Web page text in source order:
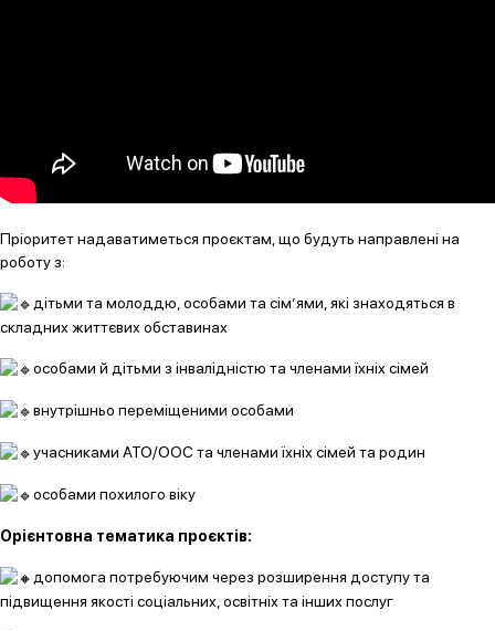
Пріоритет надаватиметься проєктам, що будуть направлені на
роботу з:
дітьми та молоддю, особами та сім’ями, які знаходяться в
складних життєвих обставинах
особами й дітьми з інвалідністю та членами їхніх сімей
внутрішньо переміщеними особами
учасниками АТО/ООС та членами їхніх сімей та родин
особами похилого віку
Орієнтовна тематика проєктів:
допомога потребуючим через розширення доступу та
підвищення якості соціальних, освітніх та інших послуг